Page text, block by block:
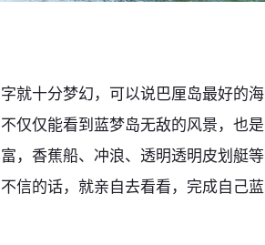
就十分梦幻，可以说巴厘岛最好的海
仅仅能看到蓝梦岛无敌的风景，也是
，香蕉船、冲浪、透明透明皮划艇等
信的话，就亲自去看看，完成自己蓝